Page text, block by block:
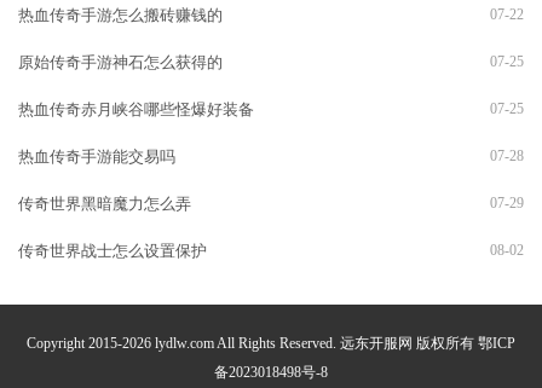
热血传奇手游怎么搬砖赚钱的 07-22
原始传奇手游神石怎么获得的 07-25
热血传奇赤月峡谷哪些怪爆好装备 07-25
热血传奇手游能交易吗 07-28
传奇世界黑暗魔力怎么弄 07-29
传奇世界战士怎么设置保护 08-02
Copyright 2015-2026 lydlw.com All Rights Reserved. 远东开服网 版权所有 鄂ICP
备2023018498号-8